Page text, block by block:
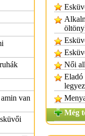
van
Női
Eladó
Még